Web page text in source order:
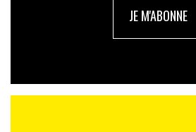
JE M'ABONNE